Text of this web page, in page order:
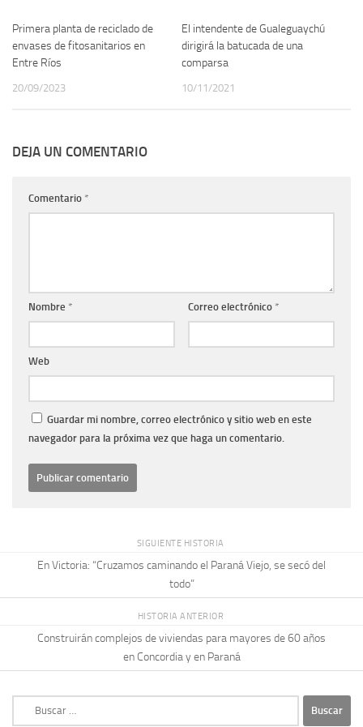
Primera planta de reciclado de
envases de fitosanitarios en
Entre Ríos
20/09/2023
El intendente de Gualeguaychú
dirigirá la batucada de una
comparsa
10/11/2021
DEJA UN COMENTARIO
Comentario *
Nombre * Correo electrónico *
Web
Guardar mi nombre, correo electrónico y sitio web en este
navegador para la próxima vez que haga un comentario.
SIGUIENTE HISTORIA
En Victoria: “Cruzamos caminando el Paraná Viejo, se secó del
todo”
HISTORIA ANTERIOR
Construirán complejos de viviendas para mayores de 60 años
en Concordia y en Paraná